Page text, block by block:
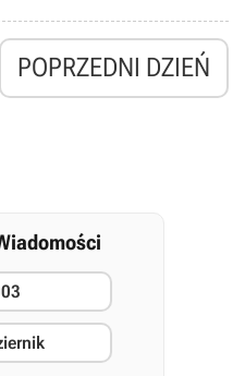
Gage w okresie od momentu
2003) do przedwczoraj.
POPRZEDNI DZIEŃ